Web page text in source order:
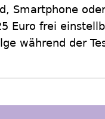
Smartphone
Euro frei
während der